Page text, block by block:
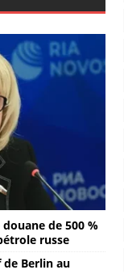
de 500 %
russe
de Berlin au